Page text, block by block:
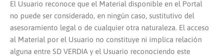
El Usuario reconoce que el Material disponible en el Portal
no puede ser considerado, en ningún caso, sustitutivo del
asesoramiento legal o de cualquier otra naturaleza. El acceso
al Material por el Usuario no constituye ni implica relación
alguna entre SD VERDIA y el Usuario reconociendo este